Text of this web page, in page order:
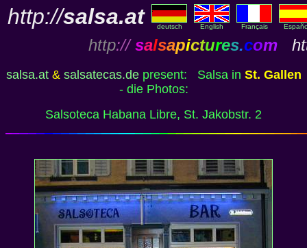
http://salsa.at deutsch English Français
http:// salsapictures.com
salsa.at& salsatecas.depresent: Salsa in St. Gallen
- die Photos:
Salsoteca Habana Libre, St. Jakobstr. 2